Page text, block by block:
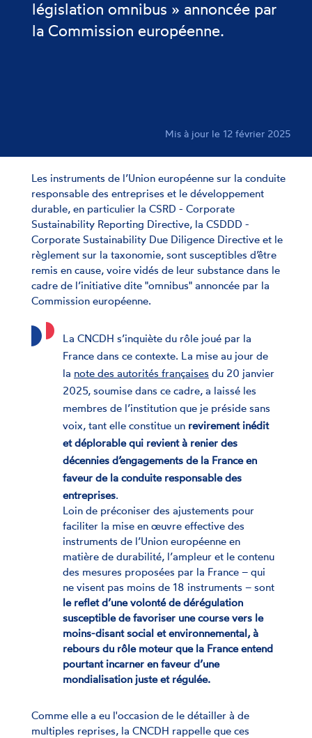
législation omnibus » annoncée par
la Commission européenne.
Mis à jour le 12 février 2025
Les instruments de l’Union européenne sur la conduite
responsable des entreprises et le développement
durable, en particulier la CSRD - Corporate
Sustainability Reporting Directive, la CSDDD -
Corporate Sustainability Due Diligence Directive et le
règlement sur la taxonomie, sont susceptibles d’être
remis en cause, voire vidés de leur substance dans le
cadre de l’initiative dite "omnibus" annoncée par la
Commission européenne.
La CNCDH s’inquiète du rôle joué par la
France dans ce contexte. La mise au jour de
la note des autorités françaises du 20 janvier
2025, soumise dans ce cadre, a laissé les
membres de l’institution que je préside sans
voix, tant elle constitue un revirement inédit
et déplorable qui revient à renier des
décennies d’engagements de la France en
faveur de la conduite responsable des
entreprises.
Loin de préconiser des ajustements pour
faciliter la mise en œuvre effective des
instruments de l’Union européenne en
matière de durabilité, l’ampleur et le contenu
des mesures proposées par la France – qui
ne visent pas moins de 18 instruments – sont
le reflet d’une volonté de dérégulation
susceptible de favoriser une course vers le
moins-disant social et environnemental, à
rebours du rôle moteur que la France entend
pourtant incarner en faveur d’une
mondialisation juste et régulée.
Comme elle a eu l'occasion de le détailler à de
multiples reprises, la CNCDH rappelle que ces